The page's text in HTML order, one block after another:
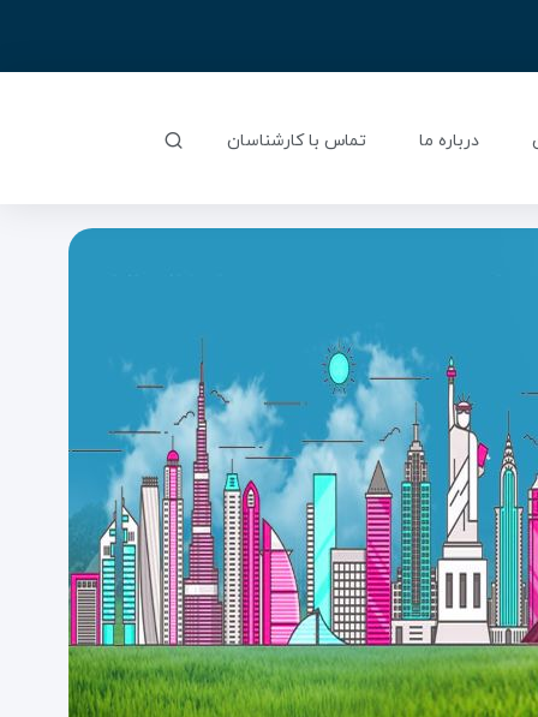
درباره ما تماس با کارشناسان